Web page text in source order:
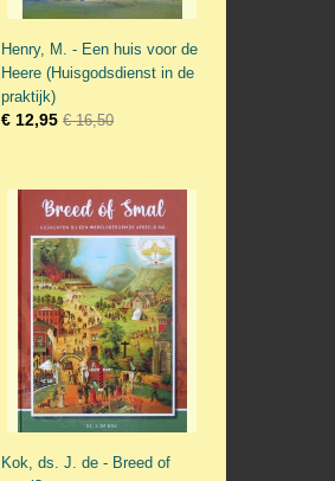
Henry, M. - Een huis voor de
Heere (Huisgodsdienst in de
praktijk)
€ 12,95 € 16,50
Kok, ds. J. de - Breed of